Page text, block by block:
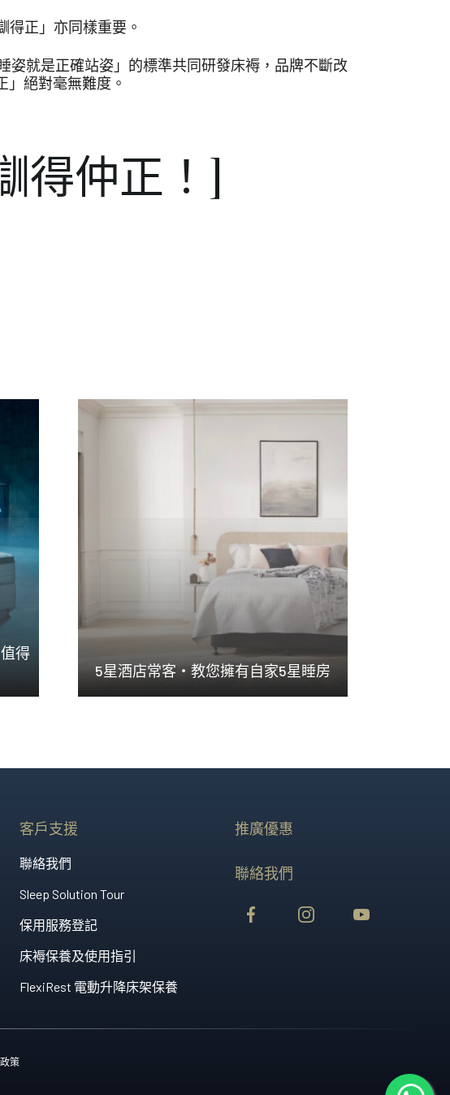
正」亦同樣重要。
姿就是正確站姿」的標準共同研發床褥，品牌不斷改
絕對毫無難度。
得仲正！]
得
5星酒店常客・教您擁有自家5星睡房
客戶支援
聯絡我們
Sleep Solution Tour
保用服務登記
床褥保養及使用指引
FlexiRest 電動升降床架保養
推廣優惠
聯絡我們
策